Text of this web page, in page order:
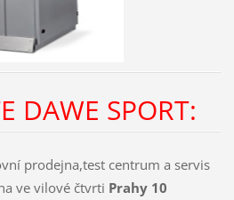
DAWE SPORT:
prodejna,test centrum a servis
ve vilové čtvrti Prahy 10